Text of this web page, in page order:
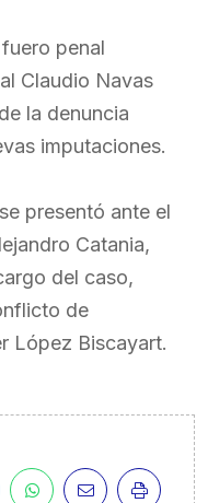
penal
Claudio Navas
la denuncia
imputaciones.
presentó ante el
Catania,
del caso,
de
López Biscayart.